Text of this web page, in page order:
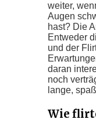
weiter,
Augen
hast? Die
Entweder
und der
daran
noch
lange,
Wie